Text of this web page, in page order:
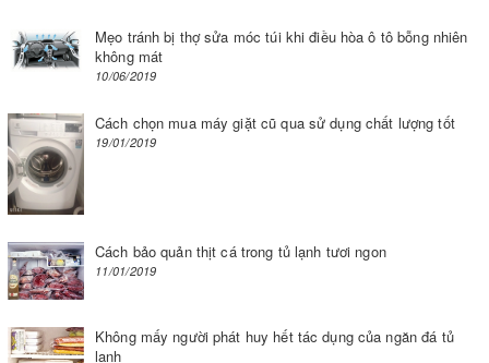
Mẹo tránh bị thợ sửa móc túi khi điều hòa ô tô bỗng nhiên
không mát
10/06/2019
Cách chọn mua máy giặt cũ qua sử dụng chất lượng tốt
19/01/2019
Cách bảo quản thịt cá trong tủ lạnh tươi ngon
11/01/2019
Không mấy người phát huy hết tác dụng của ngăn đá tủ
lạnh